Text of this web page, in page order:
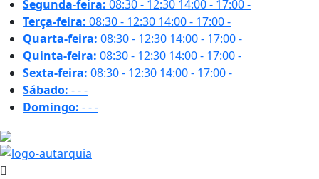
Segunda-feira: 08:30 - 12:30 14:00 - 17:00-
Terça-feira: 08:30 - 12:30 14:00 - 17:00-
Quarta-feira: 08:30 - 12:30 14:00 - 17:00-
Quinta-feira: 08:30 - 12:30 14:00 - 17:00-
Sexta-feira: 08:30 - 12:30 14:00 - 17:00-
Sábado: ---
Domingo: ---